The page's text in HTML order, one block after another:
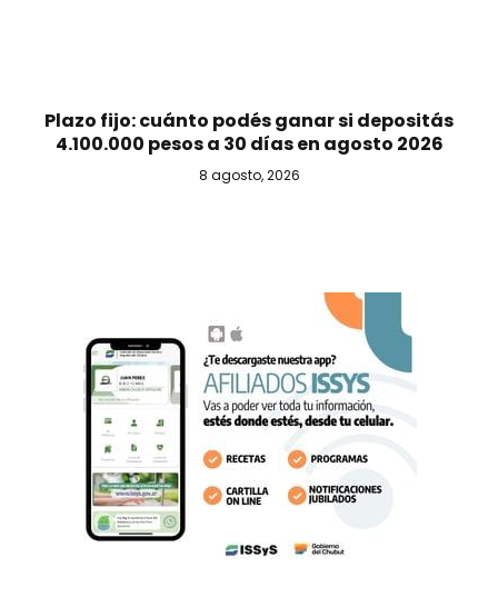
Plazo fijo: cuánto podés ganar si depositás
4.100.000 pesos a 30 días en agosto 2026
8 agosto, 2026